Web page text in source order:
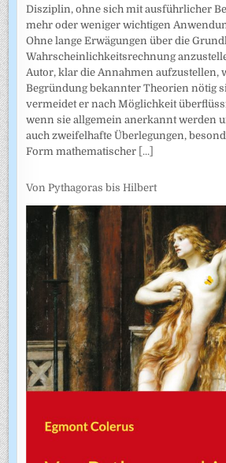
Disziplin, ohne sich mit ausführlicher
mehr oder weniger wichtigen
Ohne lange Erwägungen über die
Wahrscheinlich­keitsrechnung
Autor, klar die Annahmen auf­zustellen,
Begründung bekannter Theorien nötig
vermeidet er nach Möglichkeit
wenn sie allgemein anerkannt werden
auch zweifel­hafte Überlegungen,
Form mathematischer [...]
Von Pythagoras bis Hilbert